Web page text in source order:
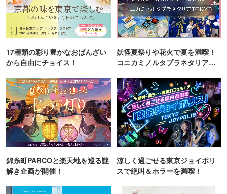
17種類の彩り豊かなおばんざい
から自由にチョイス！
妖怪夏祭りや花火で夏を満喫！
コニカミノルタプラネタリア
錦糸町PARCOと楽天地を巡る謎
解き企画が開催！
涼しく過ごせる東京ジョイポリ
スで絶叫＆ホラーを満喫！